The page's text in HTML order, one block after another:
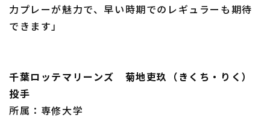
力プレーが魅力で、早い時期でのレギュラーも期待
できます」
千葉ロッテマリーンズ 菊地吏玖（きくち・りく）
投手
所属：専修大学